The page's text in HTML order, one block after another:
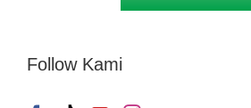
Follow Kami